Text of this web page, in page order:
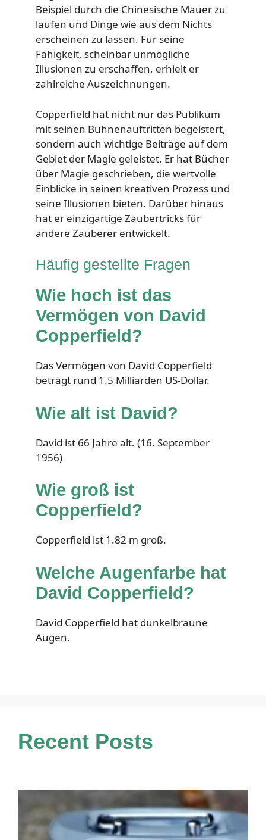
Beispiel durch die Chinesische Mauer zu
laufen und Dinge wie aus dem Nichts
erscheinen zu lassen. Für seine
Fähigkeit, scheinbar unmögliche
Illusionen zu erschaffen, erhielt er
zahlreiche Auszeichnungen.
Copperfield hat nicht nur das Publikum
mit seinen Bühnenauftritten begeistert,
sondern auch wichtige Beiträge auf dem
Gebiet der Magie geleistet. Er hat Bücher
über Magie geschrieben, die wertvolle
Einblicke in seinen kreativen Prozess und
seine Illusionen bieten. Darüber hinaus
hat er einzigartige Zaubertricks für
andere Zauberer entwickelt.
Häufig gestellte Fragen
Wie hoch ist das
Vermögen von David
Copperfield?
Das Vermögen von David Copperfield
beträgt rund 1.5 Milliarden US-Dollar.
Wie alt ist David?
David ist 66 Jahre alt. (16. September
1956)
Wie groß ist
Copperfield?
Copperfield ist 1.82 m groß.
Welche Augenfarbe hat
David Copperfield?
David Copperfield hat dunkelbraune
Augen.
Recent Posts